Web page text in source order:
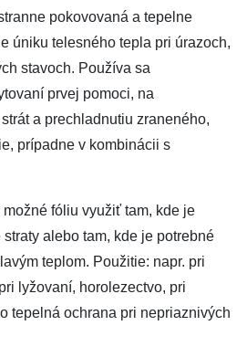
pokovovaná a tepelne
úniku telesného tepla pri úrazoch,
stavoch. Používa sa
prvej pomoci, na
a prechladnutiu zraneného,
prípadne v kombinácii s
fóliu využiť tam, kde je
alebo tam, kde je potrebné
teplom. Použitie: napr. pri
lyžovaní, horolezectvo, pri
tepelná ochrana pri nepriaznivých